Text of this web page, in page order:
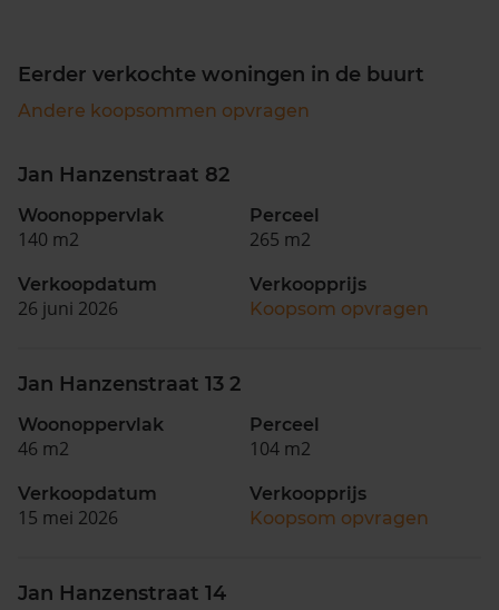
Eerder verkochte woningen in de buurt
Andere koopsommen opvragen
Jan Hanzenstraat 82
Woonoppervlak
140 m2
Perceel
265 m2
Verkoopdatum
26 juni 2026
Verkoopprijs
Koopsom opvragen
Jan Hanzenstraat 13 2
Woonoppervlak
46 m2
Perceel
104 m2
Verkoopdatum
15 mei 2026
Verkoopprijs
Koopsom opvragen
Jan Hanzenstraat 14